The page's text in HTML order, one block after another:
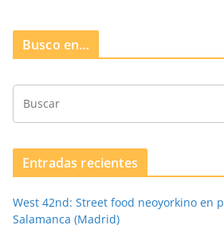
Busco en…
Entradas recientes
West 42nd: Street food neoyorkino en
Salamanca (Madrid)